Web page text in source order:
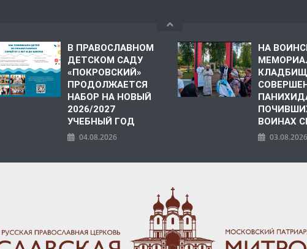
В ПРАВОСЛАВНОМ
ДЕТСКОМ САДУ
«ПОКРОВСКИЙ»
ПРОДОЛЖАЕТСЯ
НАБОР НА НОВЫЙ
2026/2027
УЧЕБНЫЙ ГОД
04.08.2026
НА
ВОИНАХ